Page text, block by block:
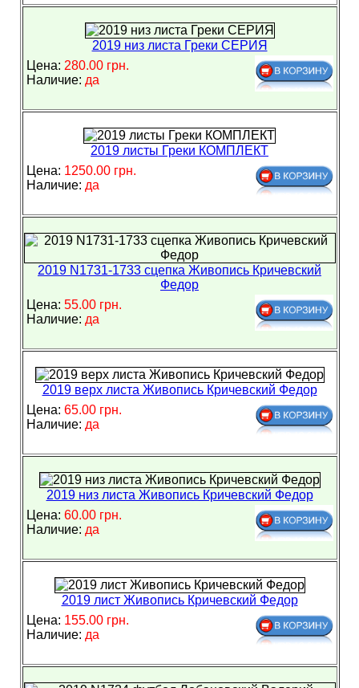
2019 низ листа Греки СЕРИЯ
Цена: 280.00 грн.
Наличие: да
2019 листы Греки КОМПЛЕКТ
Цена: 1250.00 грн.
Наличие: да
2019 N1731-1733 сцепка Живопись Кричевский
Федор
Цена: 55.00 грн.
Наличие: да
2019 верх листа Живопись Кричевский Федор
Цена: 65.00 грн.
Наличие: да
2019 низ листа Живопись Кричевский Федор
Цена: 60.00 грн.
Наличие: да
2019 лист Живопись Кричевский Федор
Цена: 155.00 грн.
Наличие: да